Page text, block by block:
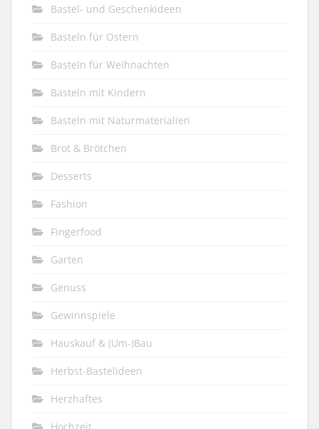
Bastel- und Geschenkideen
Basteln für Ostern
Basteln für Weihnachten
Basteln mit Kindern
Basteln mit Naturmaterialien
Brot & Brötchen
Desserts
Fashion
Fingerfood
Garten
Genuss
Gewinnspiele
Hauskauf & (Um-)Bau
Herbst-Bastelideen
Herzhaftes